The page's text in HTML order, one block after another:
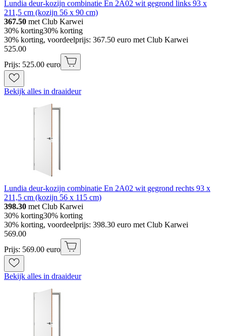
Lundia deur-kozijn combinatie En 2A02 wit gegrond links 93 x
211,5 cm (kozijn 56 x 90 cm)
367.50 met Club Karwei
30% korting30% korting
30% korting, voordeelprijs: 367.50 euro met Club Karwei
525.00
Prijs: 525.00 euro
Bekijk alles in draaideur
Lundia deur-kozijn combinatie En 2A02 wit gegrond rechts 93 x
211,5 cm (kozijn 56 x 115 cm)
398.30 met Club Karwei
30% korting30% korting
30% korting, voordeelprijs: 398.30 euro met Club Karwei
569.00
Prijs: 569.00 euro
Bekijk alles in draaideur